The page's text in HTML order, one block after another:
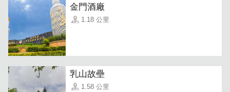
金門酒廠
1.18 公里
乳山故壘
1.58 公里